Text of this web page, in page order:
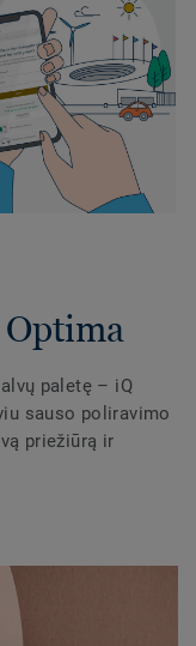
paletę – iQ
sauso poliravimo
priežiūrą ir